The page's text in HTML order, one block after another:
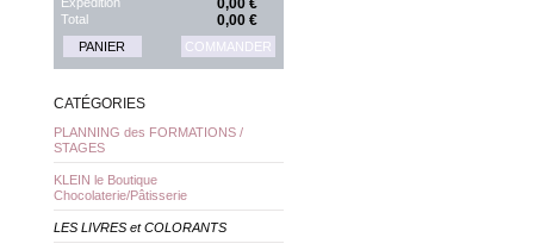
0,00 €
Total 0,00 €
PANIER COMMANDER
CATÉGORIES
PLANNING des FORMATIONS /
STAGES
KLEIN le Boutique
Chocolaterie/Pâtisserie
LES LIVRES et COLORANTS